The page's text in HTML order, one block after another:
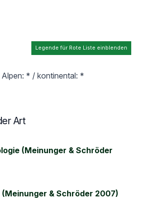
Legende für Rote Liste einblenden
* / kontinental: *
Art
(Meinunger & Schröder
& Schröder 2007)